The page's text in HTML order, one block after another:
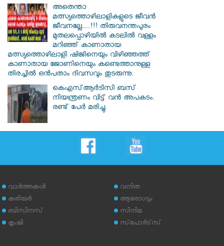
അതെന്താ
മത്സ്യത്തൊഴിലാളികളുടെ ജീവൻ
ജീവനല്ലേ....!!! തിരുവനന്തപുരം
മുതലപ്പൊഴിയില്‍ കടലില്‍ വള്ളം
മറിഞ്ഞ് കാണാതായ
മത്സ്യത്തൊഴിലാളി ഷിജിനെയും വിഴിഞ്ഞത്ത്
കാണാതായ ജോണിനെയും കണ്ടെത്താനുള്ള
തിരച്ചില്‍ ഒന്‍പതാം ദിവസവും തുടരുന്നു.
കെഎസ്ആര്‍ടിസി ബസ്
നിയന്ത്രണം വിട്ട് വൻ അപകടം.
രണ്ട് പേർ മരിച്ചു.
വാര്‍ത്തകള്‍
കരിയര്‍
ബിസിനസ്
കൃഷി
വനിത
ആരോഗ്യം
സിനിമ
സ്‌പോര്‍ട്‌സ്